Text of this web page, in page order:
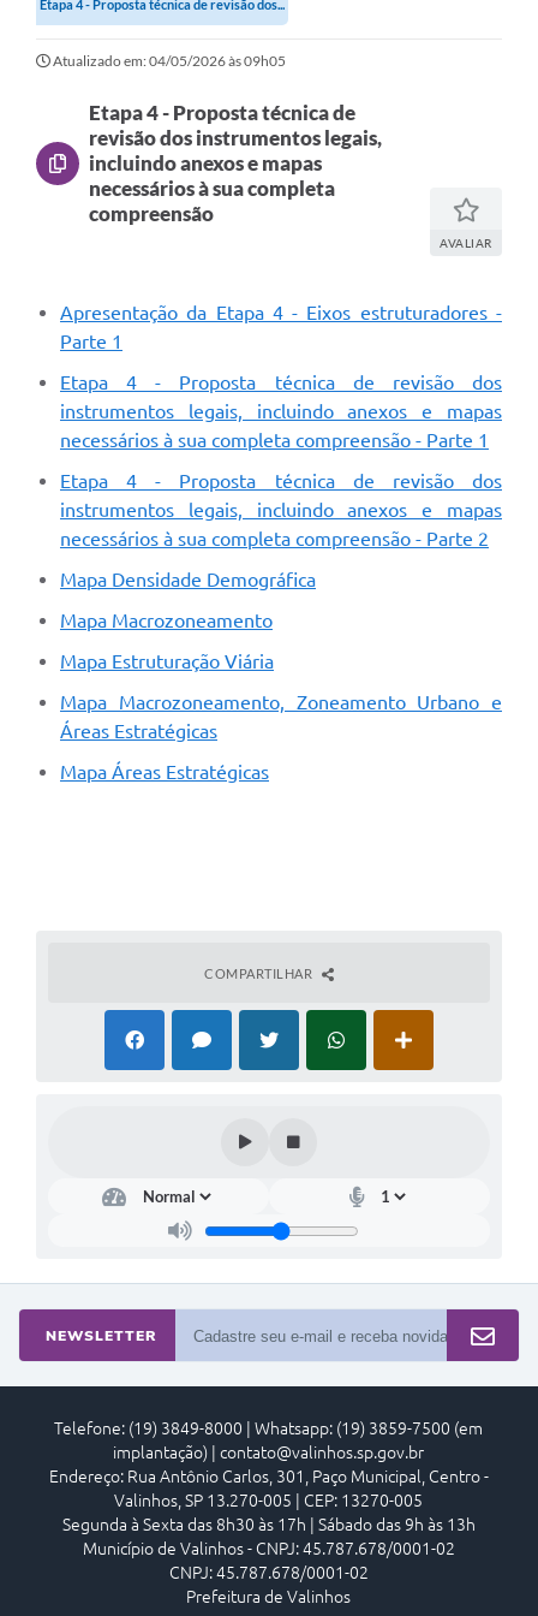
Secretarias
Atos Oficiais
Legislação
Transparência
Programa Famílias Fortes
Procuradoria do Município de Valinhos
Contratos
Galeria de Fotos
Audiências Públicas
Arquivos para Download
Carta de Serviços
Galeria de Vídeos
Conselhos Municipais
Serviços Online
Telefones Úteis
Etapa 4 - Proposta técnica de revisão dos...
Atualizado em: 04/05/2026 às 09h05
Etapa 4 - Proposta técnica de
revisão dos instrumentos legais,
incluindo anexos e mapas
necessários à sua completa
compreensão
AVALIAR
Apresentação da Etapa 4 - Eixos estruturadores -
Parte 1
Etapa 4 - Proposta técnica de revisão dos
instrumentos legais, incluindo anexos e mapas
necessários à sua completa compreensão - Parte 1
Etapa 4 - Proposta técnica de revisão dos
instrumentos legais, incluindo anexos e mapas
necessários à sua completa compreensão - Parte 2
Mapa Densidade Demográfica
Mapa Macrozoneamento
Mapa Estruturação Viária
Mapa Macrozoneamento, Zoneamento Urbano e
Áreas Estratégicas
Mapa Áreas Estratégicas
COMPARTILHAR
NEWSLETTER
Telefone: (19) 3849-8000 | Whatsapp: (19) 3859-7500 (em
implantação) | contato@valinhos.sp.gov.br
Endereço: Rua Antônio Carlos, 301, Paço Municipal, Centro -
Valinhos, SP 13.270-005 | CEP: 13270-005
Segunda à Sexta das 8h30 às 17h | Sábado das 9h às 13h
Município de Valinhos - CNPJ: 45.787.678/0001-02
CNPJ: 45.787.678/0001-02
Prefeitura de Valinhos